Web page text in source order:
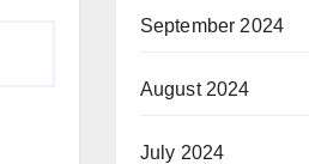
September 2024
August 2024
July 2024